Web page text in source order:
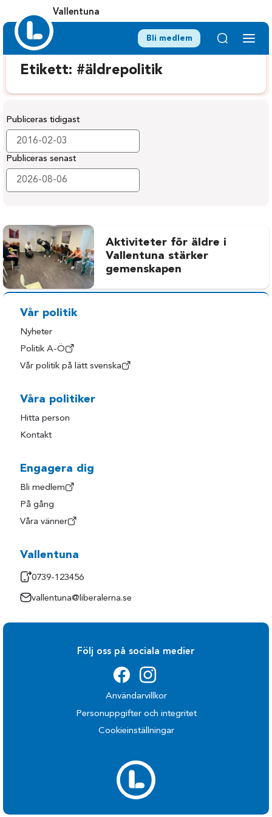
Vallentuna
Bli medlem
Etikett: #äldrepolitik
Publiceras tidigast
Publiceras senast
Aktiviteter för äldre i
Vallentuna stärker
gemenskapen
Vår politik
Nyheter
Politik A-Ö
Vår politik på lätt svenska
Våra politiker
Hitta person
Kontakt
Engagera dig
Bli medlem
På gång
Våra vänner
Vallentuna
0739-123456
vallentuna@liberalerna.se
Följ oss på sociala medier
Användarvillkor
Personuppgifter och integritet
Cookieinställningar